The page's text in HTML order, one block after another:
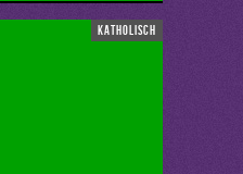
katholisch